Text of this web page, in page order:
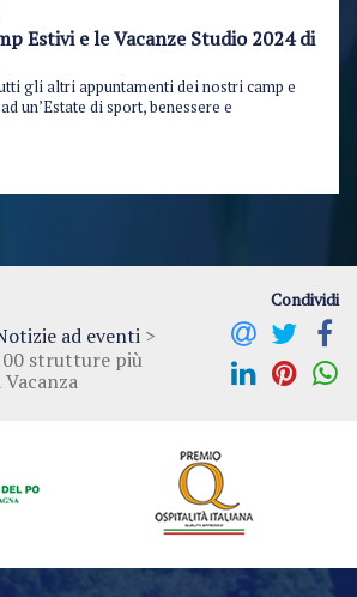
Estivi e le Vacanze Studio 2024 di
gli altri appuntamenti dei nostri camp e
un’Estate di sport, benessere e
ad eventi >
strutture più
Condividi